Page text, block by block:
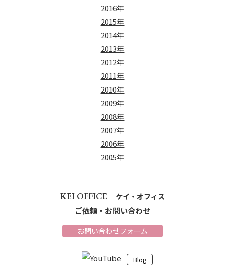
2016年
2015年
2014年
2013年
2012年
2011年
2010年
2009年
2008年
2007年
2006年
2005年
KEI OFFICE ケイ・オフィス
ご依頼・お問い合わせ
お問い合わせフォーム
Blog